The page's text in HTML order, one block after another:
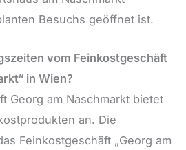
Besuchs geöffnet ist.
vom Feinkostgeschäft
in Wien?
Georg am Naschmarkt bietet
an. Die
Feinkostgeschäft „Georg am